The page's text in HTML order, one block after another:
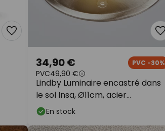
Lindby Luminaire encastré dans
le sol Insa, Ø11cm, acier
inoxydable, GU10, IP67
34,90 € PVC -30%
PVC49,90 €
En stock